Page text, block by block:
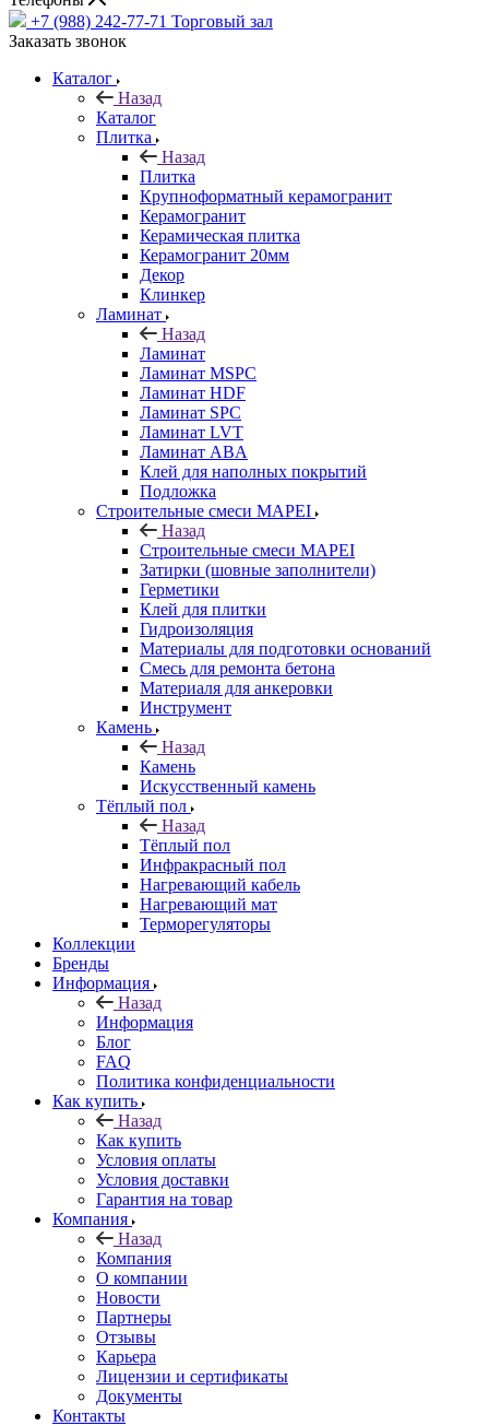
+7 (988) 242-77-71 Торговый зал
Заказать звонок
Каталог
Назад
Каталог
Плитка
Назад
Плитка
Крупноформатный керамогранит
Керамогранит
Керамическая плитка
Керамогранит 20мм
Декор
Клинкер
Ламинат
Назад
Ламинат
Ламинат MSPC
Ламинат HDF
Ламинат SPC
Ламинат LVT
Ламинат ABA
Клей для наполных покрытий
Подложка
Строительные смеси MAPEI
Назад
Строительные смеси MAPEI
Затирки (шовные заполнители)
Герметики
Клей для плитки
Гидроизоляция
Материалы для подготовки оснований
Смесь для ремонта бетона
Материаля для анкеровки
Инструмент
Камень
Назад
Камень
Искусственный камень
Тёплый пол
Назад
Тёплый пол
Инфракрасный пол
Нагревающий кабель
Нагревающий мат
Терморегуляторы
Коллекции
Бренды
Информация
Назад
Информация
Блог
FAQ
Политика конфиденциальности
Как купить
Назад
Как купить
Условия оплаты
Условия доставки
Гарантия на товар
Компания
Назад
Компания
О компании
Новости
Партнеры
Отзывы
Карьера
Лицензии и сертификаты
Документы
Контакты